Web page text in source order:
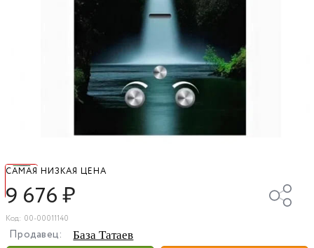
САМАЯ НИЗКАЯ ЦЕНА
9 676₽
Код: 00-00011140
Продавец: База Татаев